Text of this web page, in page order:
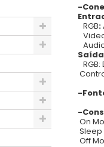
-
RGB:
-
-
On
Sleep
Off